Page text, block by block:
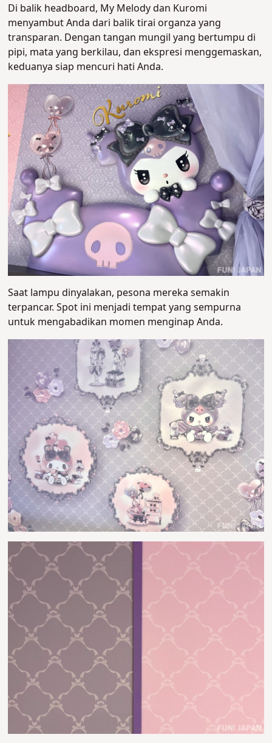
Di balik headboard, My Melody dan Kuromi
menyambut Anda dari balik tirai organza yang
transparan. Dengan tangan mungil yang bertumpu di
pipi, mata yang berkilau, dan ekspresi menggemaskan,
keduanya siap mencuri hati Anda.
Saat lampu dinyalakan, pesona mereka semakin
terpancar. Spot ini menjadi tempat yang sempurna
untuk mengabadikan momen menginap Anda.